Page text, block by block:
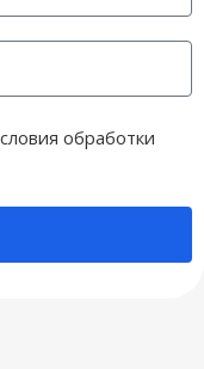
обработки